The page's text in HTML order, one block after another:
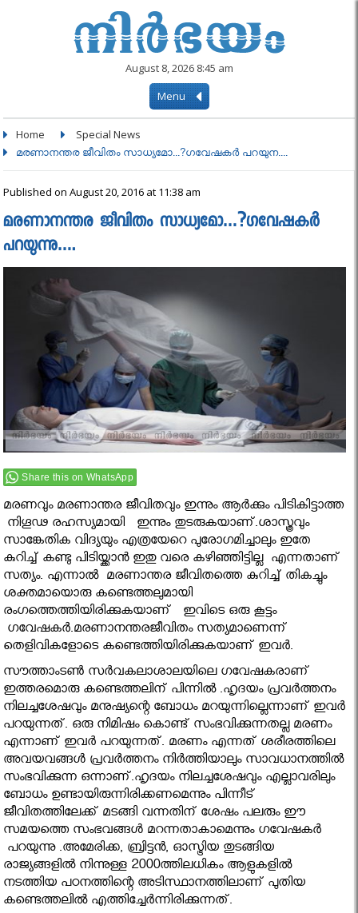
August 8, 2026 8:45 am
Menu
Home Special News
മരണാനന്തര ജീവിതം സാധ്യമോ...?ഗവേഷകർ പറയുന....
Published on August 20, 2016 at 11:38 am
മരണാനന്തര ജീവിതം സാധ്യമോ…?ഗവേഷകർ
പറയുന്നു….
Share this on WhatsApp
മരണവും മരണാന്തര ജീവിതവും ഇന്നും ആർക്കും പിടികിട്ടാത്ത
നിഗൂഢ രഹസ്യമായി ഇന്നും തുടരുകയാണ്.ശാസ്ത്രവും
സാങ്കേതിക വിദ്യയും എത്രയേറെ പുരോഗമിച്ചാലും ഇതേ
കുറിച്ച് കണ്ടു പിടിയ്ക്കാന്‍ ഇതു വരെ കഴിഞ്ഞിട്ടില്ല എന്നതാണ്
സത്യം. എന്നാൽ മരണാന്തര ജീവിതത്തെ കുറിച്ച് തികച്ചും
ശക്തമായൊരു കണ്ടെത്തലുമായി
രംഗത്തെത്തിയിരിക്കുകയാണ് ഇവിടെ ഒരു കൂട്ടം
ഗവേഷകർ.മരണാനന്തരജീവിതം സത്യമാണെന്ന്
തെളിവികളോടെ കണ്ടെത്തിയിരിക്കുകയാണ് ഇവർ.
സൗത്താംടണ്‍ സര്‍വകലാശാലയിലെ ഗവേഷകരാണ്
ഇത്തരമൊരു കണ്ടെത്തലിന് പിന്നിൽ .ഹൃദയം പ്രവര്‍ത്തനം
നിലച്ചശേഷവും മനുഷ്യന്റെ ബോധം മറയുന്നില്ലെന്നാണ് ഇവർ
പറയുന്നത്. ഒരു നിമിഷം കൊണ്ട് സംഭവിക്കുന്നതല്ല മരണം
എന്നാണ് ഇവര്‍ പറയുന്നത്. മരണം എന്നത് ശരീരത്തിലെ
അവയവങ്ങള്‍ പ്രവര്‍ത്തനം നിര്‍ത്തിയാലും സാവധാനത്തില്‍
സംഭവിക്കുന്ന ഒന്നാണ്.ഹൃദയം നിലച്ചശേഷവും എല്ലാവരിലും
ബോധം ഉണ്ടായിരുന്നിരിക്കണമെന്നും പിന്നീട്
ജീവിതത്തിലേക്ക് മടങ്ങി വന്നതിന് ശേഷം പലരും ഈ
സമയത്തെ സംഭവങ്ങള്‍ മറന്നതാകാമെന്നും ഗവേഷകർ
പറയുന്നു .അമേരിക്ക, ബ്രിട്ടന്‍, ഓസ്ട്രിയ തുടങ്ങിയ
രാജ്യങ്ങളില്‍ നിന്നുള്ള 2000ത്തിലധികം ആളുകളിൽ
നടത്തിയ പഠനത്തിന്റെ അടിസ്ഥാനത്തിലാണ് പുതിയ
കണ്ടെത്തലിൽ എത്തിച്ചേർന്നിരിക്കുന്നത്.